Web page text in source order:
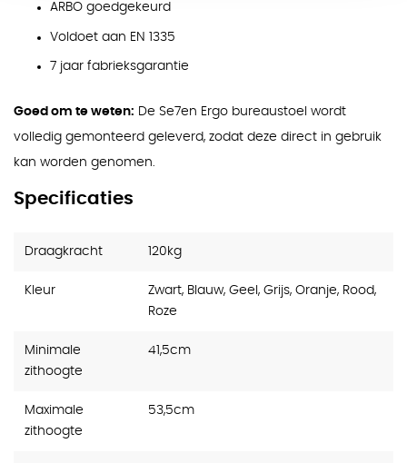
ARBO goedgekeurd
Voldoet aan EN 1335
7 jaar fabrieksgarantie
Goed om te weten: De Se7en Ergo bureaustoel wordt
volledig gemonteerd geleverd, zodat deze direct in gebruik
kan worden genomen.
Specificaties
Draagkracht 120kg
Kleur
Zwart, Blauw, Geel, Grijs, Oranje, Rood,
Roze
Minimale
zithoogte
41,5cm
Maximale
zithoogte
53,5cm